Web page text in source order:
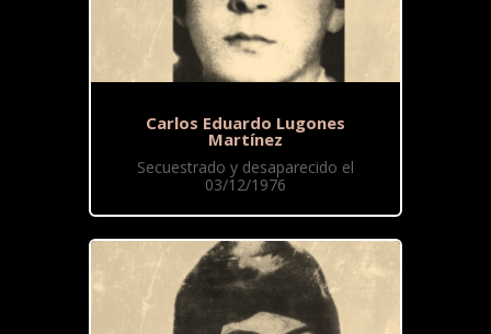
Carlos Eduardo Lugones
Martínez
Secuestrado y desaparecido el
03/12/1976